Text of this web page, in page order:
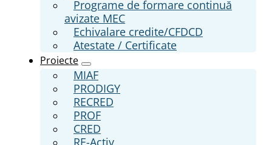
Programe de formare continuă
avizate MEC
Echivalare credite/CFDCD
Atestate / Certificate
Proiecte
MIAF
PRODIGY
RECRED
PROF
CRED
RE-Activ